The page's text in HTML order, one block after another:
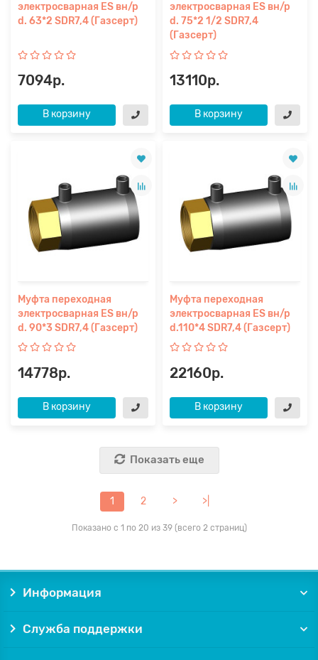
электросварная ES вн/р
d. 63*2 SDR7,4 (Газсерт)
7094р.
В корзину
электросварная ES вн/р
d. 75*2 1/2 SDR7,4
(Газсерт)
13110р.
В корзину
Муфта переходная
электросварная ES вн/р
d. 90*3 SDR7,4 (Газсерт)
14778р.
В корзину
Муфта переходная
электросварная ES вн/р
d.110*4 SDR7,4 (Газсерт)
22160р.
В корзину
Показать еще
1 2 > >|
Показано с 1 по 20 из 39 (всего 2 страниц)
Информация
Служба поддержки